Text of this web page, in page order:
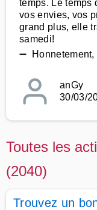
temps. Le temps
vos envies, vos
grand plus, elle
samedi!
➖ Honnetement,
anGy
30/03/
Toutes les
(2040)
Trouvez un